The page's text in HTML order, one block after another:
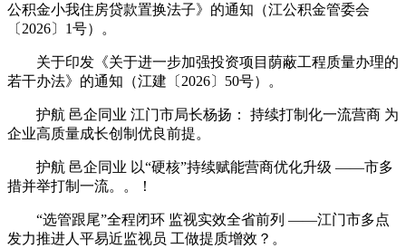
公积金小我住房贷款置换法子》的通知（江公积金管委会
〔2026〕1号）。
关于印发《关于进一步加强投资项目荫蔽工程质量办理的
若干办法》的通知（江建〔2026〕50号）。
护航 邑企同业 江门市局长杨扬： 持续打制化一流营商 为
企业高质量成长创制优良前提。
护航 邑企同业 以“硬核”持续赋能营商优化升级 ——市多
措并举打制一流。。！
“选管跟尾”全程闭环 监视实效全省前列 ——江门市多点
发力推进人平易近监视员 工做提质增效？。